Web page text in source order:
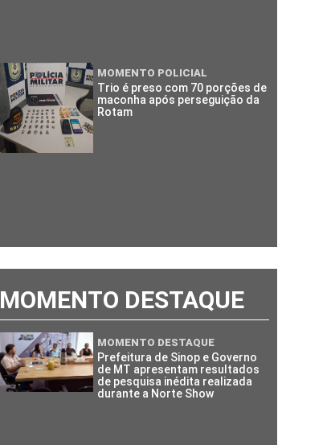
MOMENTO POLICIAL
Trio é preso com 70 porções de
maconha após perseguição da
Rotam
MOMENTO DESTAQUE
MOMENTO DESTAQUE
Prefeitura de Sinop e Governo
de MT apresentam resultados
de pesquisa inédita realizada
durante a Norte Show